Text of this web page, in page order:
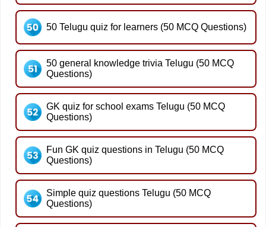
50 Telugu quiz for learners (50 MCQ Questions)
50 general knowledge trivia Telugu (50 MCQ
Questions)
GK quiz for school exams Telugu (50 MCQ
Questions)
Fun GK quiz questions in Telugu (50 MCQ
Questions)
Simple quiz questions Telugu (50 MCQ
Questions)